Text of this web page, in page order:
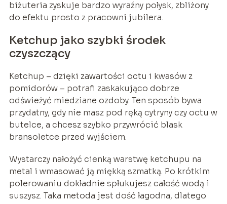
biżuteria zyskuje bardzo wyraźny połysk, zbliżony
do efektu prosto z pracowni jubilera.
Ketchup jako szybki środek
czyszczący
Ketchup – dzięki zawartości octu i kwasów z
pomidorów – potrafi zaskakująco dobrze
odświeżyć miedziane ozdoby. Ten sposób bywa
przydatny, gdy nie masz pod ręką cytryny czy octu w
butelce, a chcesz szybko przywrócić blask
bransoletce przed wyjściem.
Wystarczy nałożyć cienką warstwę ketchupu na
metal i wmasować ją miękką szmatką. Po krótkim
polerowaniu dokładnie spłukujesz całość wodą i
suszysz. Taka metoda jest dość łagodna, dlatego